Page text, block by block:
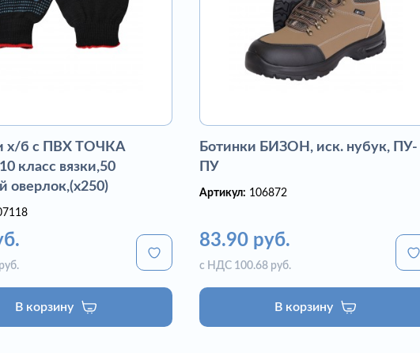
х/б с ПВХ ТОЧКА
класс вязки,50
оверлок,(х250)
В корзину
Ботинки БИЗОН, иск. нубук, ПУ-
ПУ
Артикул: 106872
83.90 руб.
с НДС 100.68 руб.
В корзину